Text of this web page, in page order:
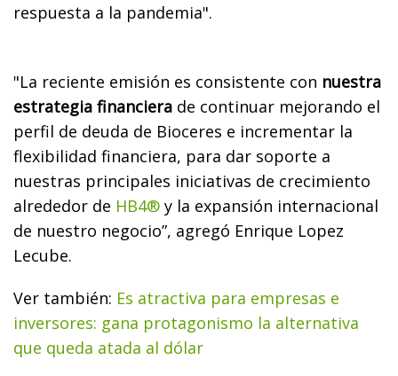
respuesta a la pandemia".
"La reciente emisión es consistente con nuestra
estrategia financiera de continuar mejorando el
perfil de deuda de Bioceres e incrementar la
flexibilidad financiera, para dar soporte a
nuestras principales iniciativas de crecimiento
alrededor de HB4® y la expansión internacional
de nuestro negocio”, agregó Enrique Lopez
Lecube.
Ver también: Es atractiva para empresas e
inversores: gana protagonismo la alternativa
que queda atada al dólar